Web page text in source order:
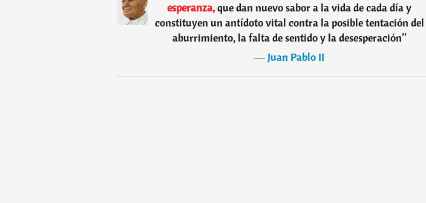
esperanza,que dan nuevo sabor a la vida de cada día y
constituyen un antídoto vital contra la posible tentación del
aburrimiento, la falta de sentido y la desesperación”
―Juan Pablo II